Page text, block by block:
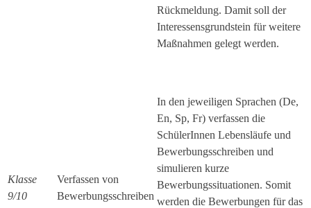
Rückmeldung. Damit soll der
Interessensgrundstein für weitere
Maßnahmen gelegt werden.
Klasse
9/10
Verfassen von
Bewerbungsschreiben
In den jeweiligen Sprachen (De,
En, Sp, Fr) verfassen die
SchülerInnen Lebensläufe und
Bewerbungsschreiben und
simulieren kurze
Bewerbungssituationen. Somit
werden die Bewerbungen für das